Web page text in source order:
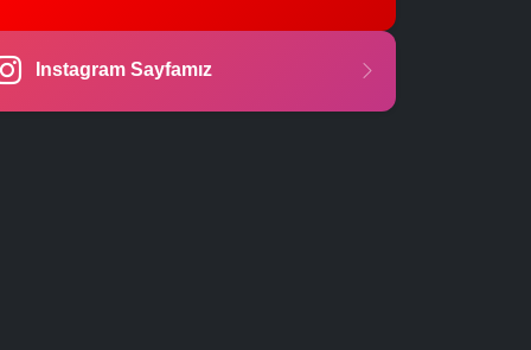
Instagram Sayfamız